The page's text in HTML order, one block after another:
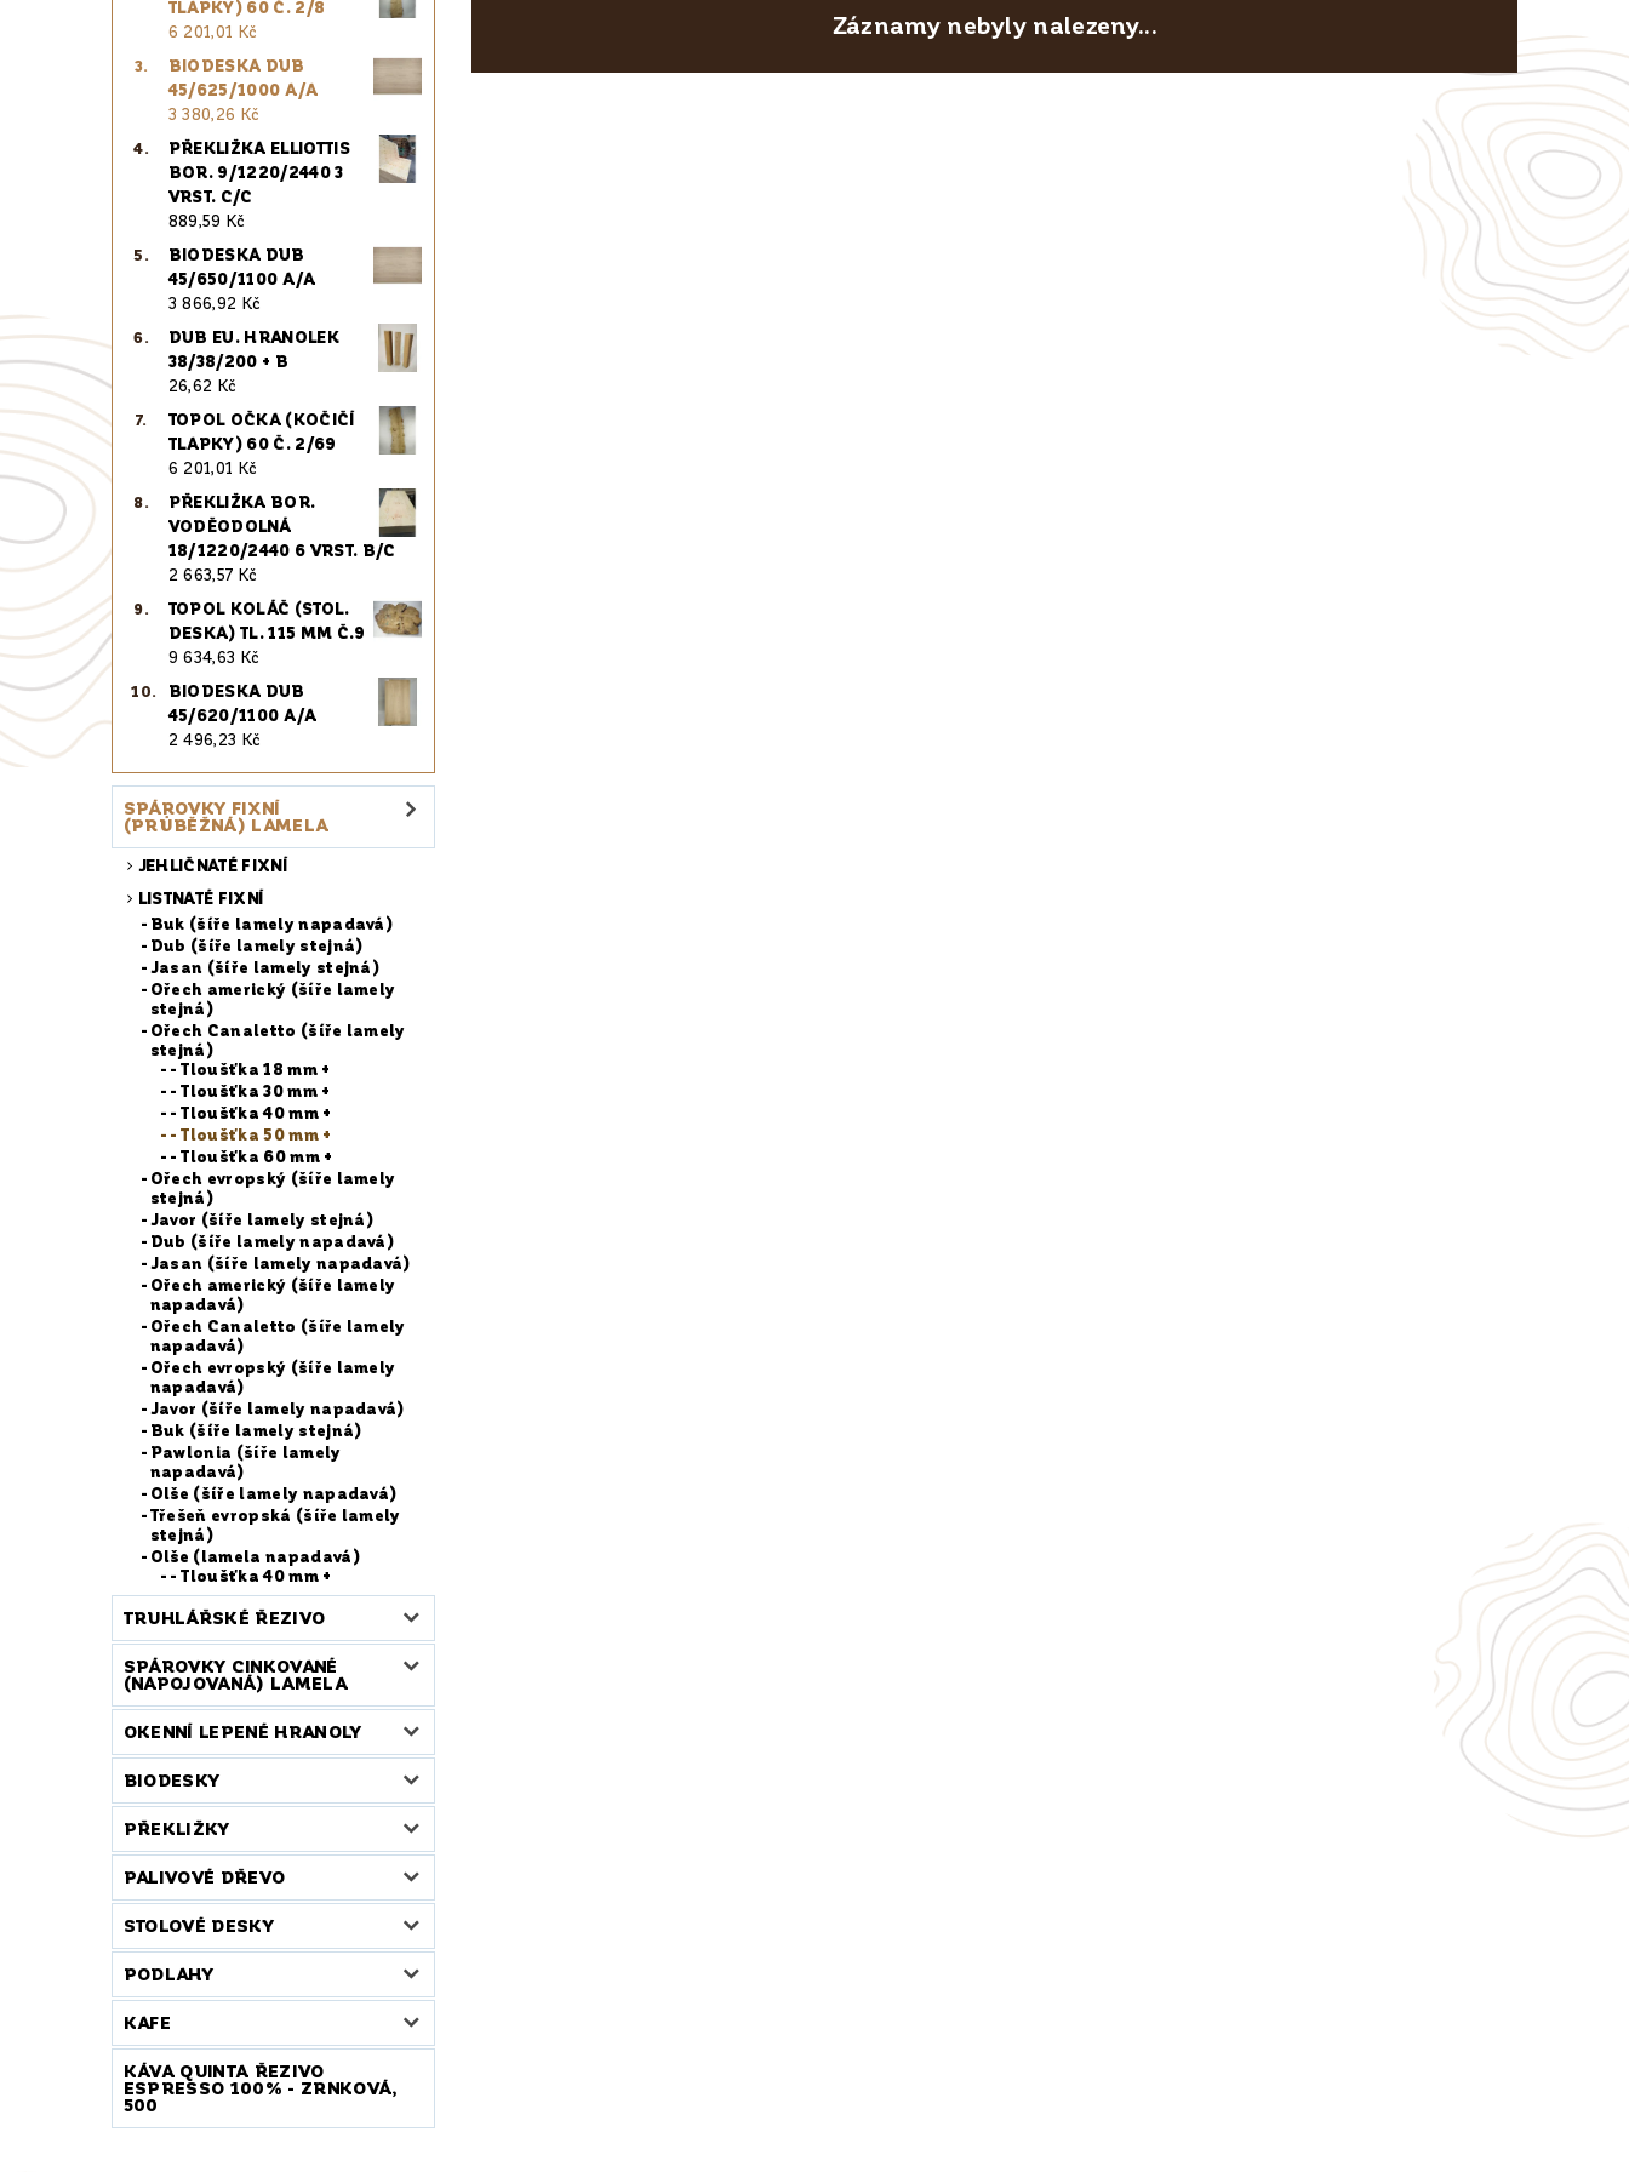
TLAPKY) 60 Č. 2/8
6 201,01 Kč
BIODESKA DUB
45/625/1000 A/A
3 380,26 Kč
PŘEKLIŽKA ELLIOTTIS
BOR. 9/1220/2440 3
VRST. C/C
889,59 Kč
BIODESKA DUB
45/650/1100 A/A
3 866,92 Kč
DUB EU. HRANOLEK
38/38/200 + B
26,62 Kč
TOPOL OČKA (KOČIČÍ
TLAPKY) 60 Č. 2/69
6 201,01 Kč
PŘEKLIŽKA BOR.
VODĚODOLNÁ
18/1220/2440 6 VRST. B/C
2 663,57 Kč
TOPOL KOLÁČ (STOL.
DESKA) TL. 115 MM Č.9
9 634,63 Kč
BIODESKA DUB
45/620/1100 A/A
2 496,23 Kč
SPÁROVKY FIXNÍ
(PRŮBĚŽNÁ) LAMELA
JEHLIČNATÉ FIXNÍ
LISTNATÉ FIXNÍ
Buk (šíře lamely napadavá)
Dub (šíře lamely stejná)
Jasan (šíře lamely stejná)
Ořech americký (šíře lamely
stejná)
Ořech Canaletto (šíře lamely
stejná)
- Tloušťka 18 mm +
- Tloušťka 30 mm +
- Tloušťka 40 mm +
- Tloušťka 50 mm +
- Tloušťka 60 mm +
Ořech evropský (šíře lamely
stejná)
Javor (šíře lamely stejná)
Dub (šíře lamely napadavá)
Jasan (šíře lamely napadavá)
Ořech americký (šíře lamely
napadavá)
Ořech Canaletto (šíře lamely
napadavá)
Ořech evropský (šíře lamely
napadavá)
Javor (šíře lamely napadavá)
Buk (šíře lamely stejná)
Pawlonia (šíře lamely
napadavá)
Olše (šíře lamely napadavá)
Třešeň evropská (šíře lamely
stejná)
Olše (lamela napadavá)
- Tloušťka 40 mm +
TRUHLÁŘSKÉ ŘEZIVO
SPÁROVKY CINKOVANÉ
(NAPOJOVANÁ) LAMELA
OKENNÍ LEPENÉ HRANOLY
BIODESKY
PŘEKLIŽKY
PALIVOVÉ DŘEVO
STOLOVÉ DESKY
PODLAHY
KAFE
KÁVA QUINTA ŘEZIVO
ESPRESSO 100% - ZRNKOVÁ,
500
Záznamy nebyly nalezeny...